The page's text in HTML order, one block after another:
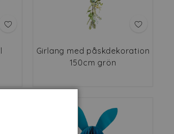
Girlang med påskdekoration
150cm grön